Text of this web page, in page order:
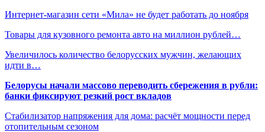
Интернет-магазин сети «Мила» не будет работать до ноября
Товары для кузовного ремонта авто на миллион рублей…
Увеличилось количество белорусских мужчин, желающих
идти в…
Белорусы начали массово переводить сбережения в рубли:
банки фиксируют резкий рост вкладов
Стабилизатор напряжения для дома: расчёт мощности перед
отопительным сезоном